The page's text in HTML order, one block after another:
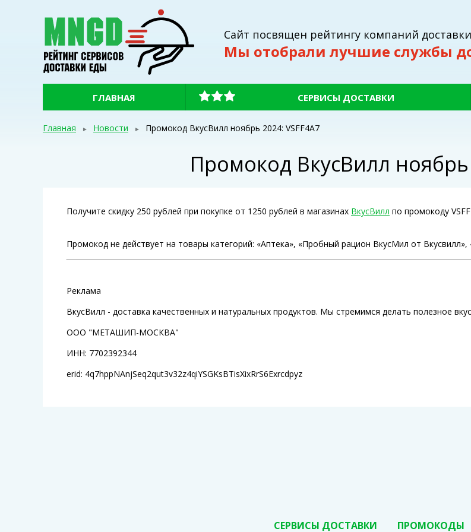
Сайт посвящен рейтингу компаний доставки
Мы отобрали лучшие службы
ГЛАВНАЯ СЕРВИСЫ ДОСТАВКИ
Главная Новости Промокод ВкусВилл ноябрь 2024: VSFF4A7
Промокод ВкусВилл ноябрь
Получите скидку 250 рублей при покупке от 1250 рублей в магазинах ВкусВилл по промокоду
Промокод не действует на товары категорий: «Аптека», «Пробный рацион ВкусМил от
Реклама
ВкусВилл - доставка качественных и натуральных продуктов. Мы стремимся делать полезное
ООО "МЕТАШИП-МОСКВА"
ИНН: 7702392344
erid: 4q7hppNAnjSeq2qut3v32z4qiYSGKsBTisXixRrS6Exrcdpyz
СЕРВИСЫ ДОСТАВКИ ПРОМОКОДЫ